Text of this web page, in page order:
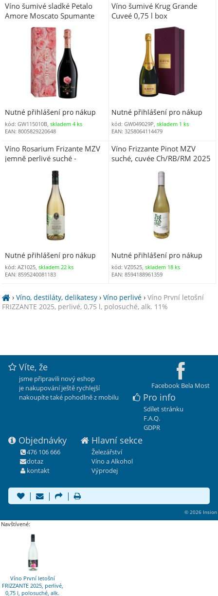
Víno šumivé sladké Petalo
Amore Moscato Spumante
0,75 l alk. 6,5 % BOTTEGA
dárkové balení
Nutné přihlášení pro nákup
kód: GW115010B, skladem 4 ks
EAN: 8005829220648
Víno šumivé Krug Grande
Cuveé 0,75 l box
Nutné přihlášení pro nákup
kód: GW049029P,skladem 1 ks
EAN: 3258064114479
Víno Rosarium Frizante MZV
jemně perlivé suché -
Sauvignon, Sunny Sky, 0,75l,
alk. 10%, č. š. 1025
Nutné přihlášení pro nákup
kód: AZ1025, skladem 22 ks
EAN: 8595240081183
Víno Frizzante Pinot MZV
suché, cuvée Ch/RB/RM 2025
Nutné přihlášení pro nákup
kód: VZ0525,skladem 18 ks
EAN: 8594188961359
›Víno, destiláty, delikatesy ›Víno perlivé ›Víno První letošní
FRIZZANTE 2025, perlivé, 0,75 l, polosuché, alk. 11%
Facebook Bela Most
Víte, že
jsme připravili nový eshop
je nakupování ještě rychlejší
nakoupíte také pohodlně z mobilu
Pro info
Sdílet stránku
F.A.Q.
GDPR
Objednávky
476 106 666
dotaz
kontakt
Hlavní sekce
Železářství
Víno a Alkohol
Výprodej
| | |
© 2026 Insion
Navštívené:
Víno První letošní
FRIZZANTE 2025, perlivé,
0,75 l, polosuché, alk.